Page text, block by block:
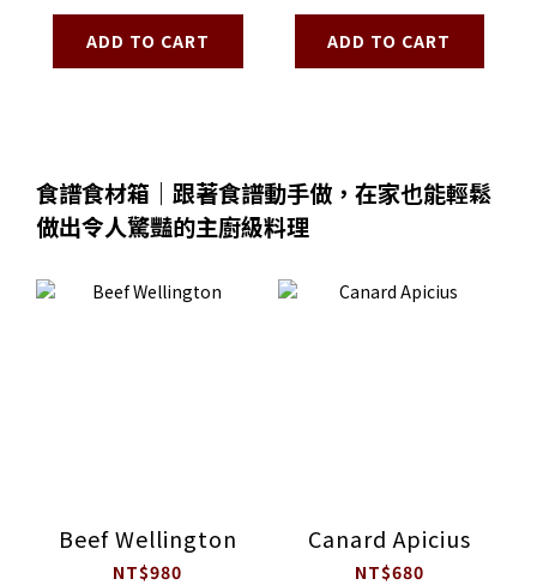
Box
ADD TO CART
Madeleine
ADD TO CART
食譜食材箱｜跟著食譜動手做，在家也能輕鬆
做出令人驚豔的主廚級料理
Beef Wellington
NT$980
Canard Apicius
NT$680